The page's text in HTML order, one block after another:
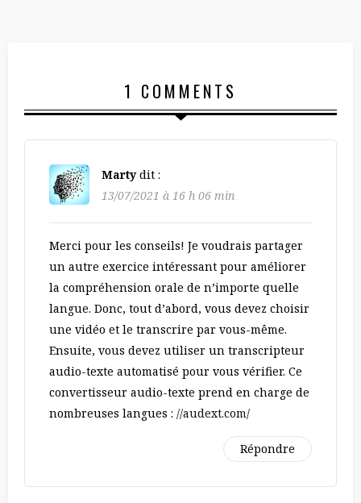
1 COMMENTS
Marty dit :
13/07/2021 à 16 h 06 min
Merci pour les conseils! Je voudrais partager
un autre exercice intéressant pour améliorer
la compréhension orale de n’importe quelle
langue. Donc, tout d’abord, vous devez choisir
une vidéo et le transcrire par vous-même.
Ensuite, vous devez utiliser un transcripteur
audio-texte automatisé pour vous vérifier. Ce
convertisseur audio-texte prend en charge de
nombreuses langues : //audext.com/
Répondre